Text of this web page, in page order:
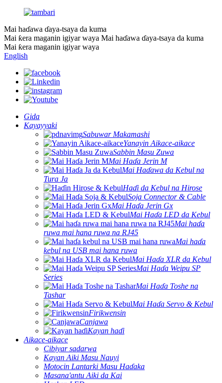
Mai haɗawa ɗaya-tsaya da kuma
Mai ƙera maganin igiyar waya Mai haɗawa ɗaya-tsaya da kuma
Mai ƙera maganin igiyar waya
English
Gida
Kayayyaki
Sabuwar Makamashi
Yanayin Aikace-aikace
Sabbin Masu Zuwa
Mai Haɗa Jerin M
Mai Haɗawa da Kebul na
Tura Ja
Haɗi da Kebul na Hirose
Soja Connector & Cable
Mai Haɗa Jerin Gx
Mai Haɗa LED da Kebul
Mai haɗa
ruwa mai hana ruwa na RJ45
Mai haɗa
kebul na USB mai hana ruwa
Mai Haɗa XLR da Kebul
Mai Haɗa Weipu SP
Series
Mai Haɗa Toshe na
Tashar
Mai Haɗa Servo & Kebul
Firikwensin
Canjawa
Kayan haɗi
Aikace-aikace
Cibiyar sadarwa
Kayan Aiki Masu Nauyi
Motocin Lantarki Masu Haɗaka
Masana'antu Aiki da Kai